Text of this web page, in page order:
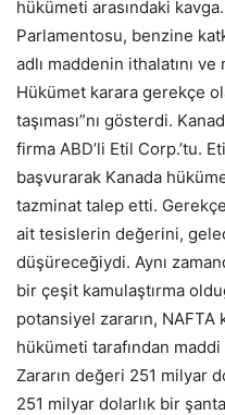
hükümeti arasındaki
Parlamentosu, benzine
adlı maddenin ithalatını ve
Hükümet karara gerekçe
taşıması”nı gösterdi.
firma ABD’li Etil Corp.’tu.
başvurarak Kanada
tazminat talep etti.
ait tesislerin değerini,
düşüreceğiydi. Aynı
bir çeşit kamulaştırma
potansiyel zararın, NAFTA
hükümeti tarafından
Zararın değeri 251 milyar
251 milyar dolarlık bir